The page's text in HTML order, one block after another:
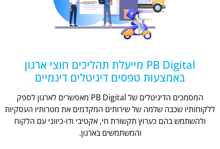
PB Digital מייעלת תהליכים חוצי ארגון
באמצעות טפסים דיגיטלים דינמיים
המסמכים הדיגיטלים של PB Digital מאפשרים לארגון לספק
ללקוחותיו שכבה שלמה של שירותים המקדמים את מטרותיו העסקיות
ולהשתמש בהם כערוץ תקשורת חי, אקטיבי ודו-כיווני עם הלקוח
והמשתמשים בארגון.